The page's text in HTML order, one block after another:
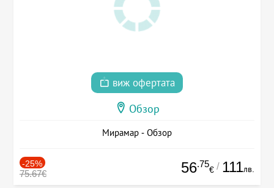
виж офертата
Обзор
Мирамар - Обзор
-25%
75.67€ 56.75
€ / 111лв.